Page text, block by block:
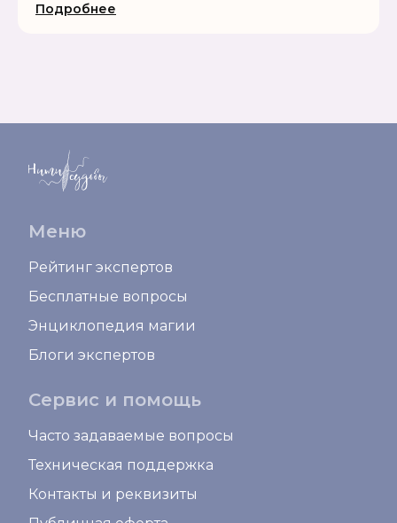
Подробнее
Меню
Рейтинг экспертов
Бесплатные вопросы
Энциклопедия магии
Блоги экспертов
Сервис и помощь
Часто задаваемые вопросы
Техническая поддержка
Контакты и реквизиты